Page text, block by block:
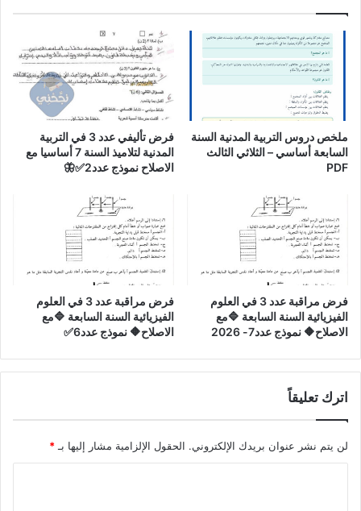
ملخص دروس التربية المدنية السنة
السابعة أساسي – الثلاثي الثالث
PDF
فرض تأليفي عدد 3 في التربية
المدنية لتلاميذ السنة 7 أساسيا مع
الاصلاح نموذج عدد2✅🦋
فرض مراقبة عدد 3 في العلوم
الفيزيائية السنة السابعة 🔷مع
الاصلاح🔶 نموذج عدد7- 2026
فرض مراقبة عدد 3 في العلوم
الفيزيائية السنة السابعة 🔷مع
الاصلاح🔶 نموذج عدد6✅
اترك تعليقاً
لن يتم نشر عنوان بريدك الإلكتروني. الحقول الإلزامية مشار إليها بـ *